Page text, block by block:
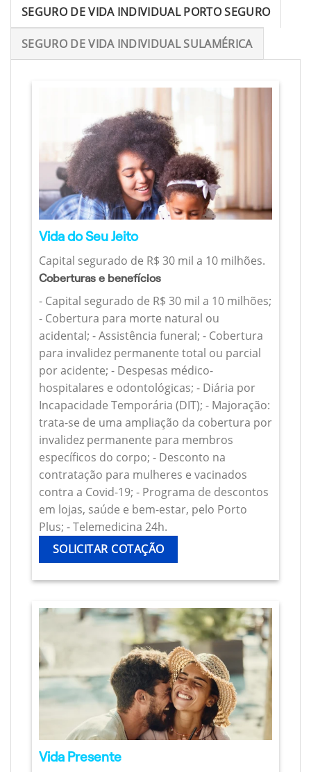
SEGURO DE VIDA INDIVIDUAL PORTO SEGURO
SEGURO DE VIDA INDIVIDUAL SULAMÉRICA
Vida do Seu Jeito
Capital segurado de R$ 30 mil a 10 milhões.
Coberturas e benefícios
- Capital segurado de R$ 30 mil a 10 milhões;
- Cobertura para morte natural ou
acidental; - Assistência funeral; - Cobertura
para invalidez permanente total ou parcial
por acidente; - Despesas médico-
hospitalares e odontológicas; - Diária por
Incapacidade Temporária (DIT); - Majoração:
trata-se de uma ampliação da cobertura por
invalidez permanente para membros
específicos do corpo; - Desconto na
contratação para mulheres e vacinados
contra a Covid-19; - Programa de descontos
em lojas, saúde e bem-estar, pelo Porto
Plus; - Telemedicina 24h.
SOLICITAR COTAÇÃO
Vida Presente